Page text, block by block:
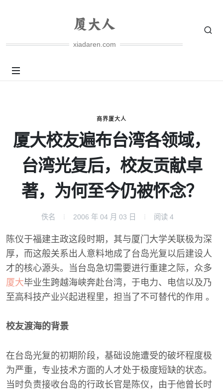
xiadaren.com
商界厦大人
厦大校友遍布台湾各领域，
台湾光复后，校友贡献卓
著，为何至今仍被怀念？
佚名 2006 年 04 月 03 日 阅读 4
陈仪于福建主政这段时期，其与厦门大学关联极为深
厚，而这般关系出人意料地成了台岛光复以后建设人
才的核心源头。当台岛急切需要进行重建之际，众多
厦大毕业生跨越海峡奔赴台湾，于电力、电信以及乃
至高科技产业兴起进程里，担当了不可替代的作用 。
校友渡海的背景
在台岛光复的初期阶段，基础设施遭受的破坏程度极
为严重，专业技术方面的人才处于极度短缺的状态。
当时负责接收台岛的行政长官是陈仪，由于他曾长时